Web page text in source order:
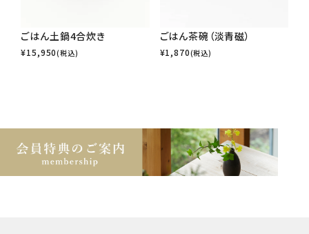
ごはん土鍋4合炊き
¥15,950(税込)
ごはん茶碗（淡青磁）
¥1,870(税込)